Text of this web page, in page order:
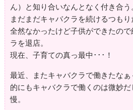
ん）と知り合いなんとなく付き合う
まだまだキャバクラを続けるつも
全然なかったけど子供ができたの
ラを退店。
現在、子育ての真っ最中･･･！
最近、またキャバクラで働きたな
的にもキャバクラで働くのは微妙
慢。